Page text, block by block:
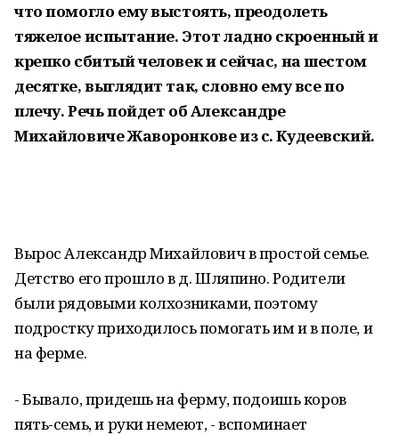
что помогло ему выстоять, преодолеть
тяжелое испытание. Этот ладно скроенный и
крепко сбитый человек и сейчас, на шестом
десятке, выглядит так, словно ему все по
плечу. Речь пойдет об Александре
Михайловиче Жаворонкове из с. Кудеевский.
Вырос Александр Михайлович в простой семье.
Детство его прошло в д. Шляпино. Родители
были рядовыми колхозниками, поэтому
подростку приходилось помогать им и в поле, и
на ферме.
- Бывало, придешь на ферму, подоишь коров
пять-семь, и руки немеют, - вспоминает